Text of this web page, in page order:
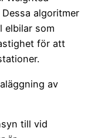
algoritmer
elbilar som
för att
av
till vid